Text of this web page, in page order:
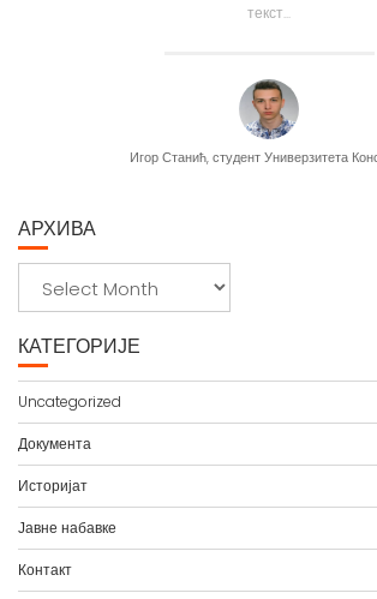
текст...
Игор Станић, студент Универзитета Констанс
АРХИВА
х
и
в
а
КАТЕГОРИЈЕ
Uncategorized
Документа
Историјат
Јавне набавке
Контакт